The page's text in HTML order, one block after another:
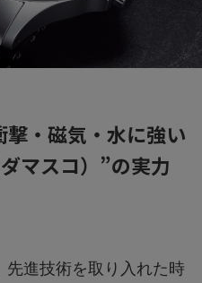
撃・磁気・水に強い
マスコ）”の実力
進技術を取り入れた時